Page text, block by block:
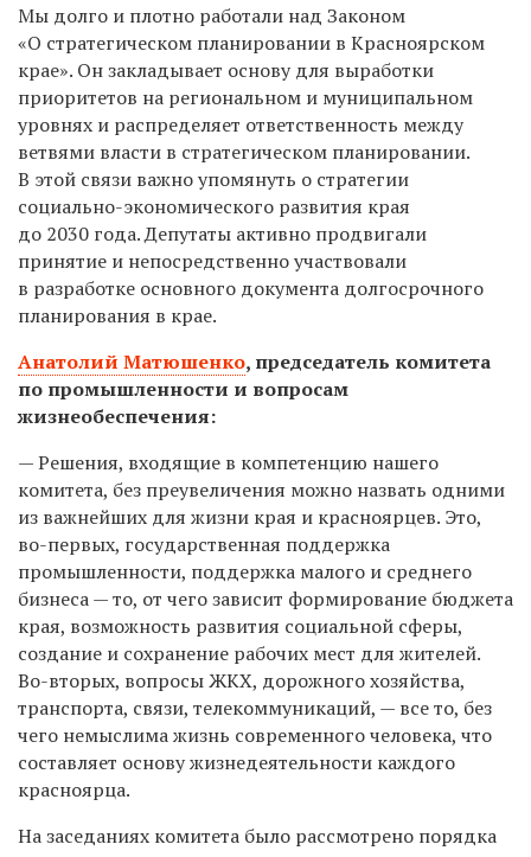
Мы долго и плотно работали над Законом
«О стратегическом планировании в Красноярском
крае». Он закладывает основу для выработки
приоритетов на региональном и муниципальном
уровнях и распределяет ответственность между
ветвями власти в стратегическом планировании.
В этой связи важно упомянуть о стратегии
социально-экономического развития края
до 2030 года. Депутаты активно продвигали
принятие и непосредственно участвовали
в разработке основного документа долгосрочного
планирования в крае.
Анатолий Матюшенко, председатель комитета
по промышленности и вопросам
жизнеобеспечения:
— Решения, входящие в компетенцию нашего
комитета, без преувеличения можно назвать одними
из важнейших для жизни края и красноярцев. Это,
во-первых, государственная поддержка
промышленности, поддержка малого и среднего
бизнеса — то, от чего зависит формирование бюджета
края, возможность развития социальной сферы,
создание и сохранение рабочих мест для жителей.
Во-вторых, вопросы ЖКХ, дорожного хозяйства,
транспорта, связи, телекоммуникаций, — все то, без
чего немыслима жизнь современного человека, что
составляет основу жизнедеятельности каждого
красноярца.
На заседаниях комитета было рассмотрено порядка